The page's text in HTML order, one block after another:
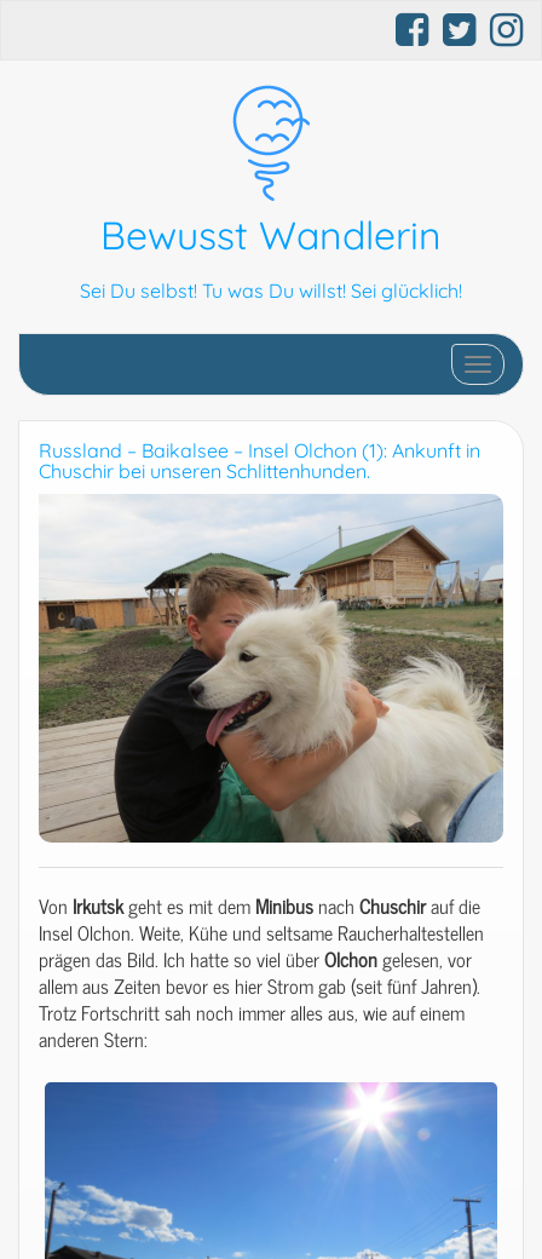
Bewusst Wandlerin
Sei Du selbst! Tu was Du willst! Sei glücklich!
Schalte
Russland – Baikalsee – Insel Olchon (1): Ankunft in
Chuschir bei unseren Schlittenhunden.
Von Irkutskgeht es mit demMinibusnachChuschirauf die
Insel Olchon. Weite, Kühe und seltsame Raucherhaltestellen
prägen das Bild. Ich hatte so viel überOlchongelesen, vor
allem aus Zeiten bevor es hier Strom gab (seit fünf Jahren).
Trotz Fortschritt sah noch immer alles aus, wie auf einem
anderen Stern: